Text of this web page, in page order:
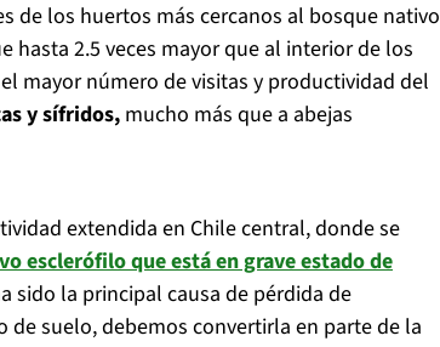
de los huertos más cercanos al bosque nativo
hasta 2.5 veces mayor que al interior de los
mayor número de visitas y productividad del
y sífridos,mucho más que a abejas
extendida en Chile central, donde se
esclerófiloque está en grave estado de
sido la principal causa de pérdida de
de suelo, debemos convertirla en parte de la